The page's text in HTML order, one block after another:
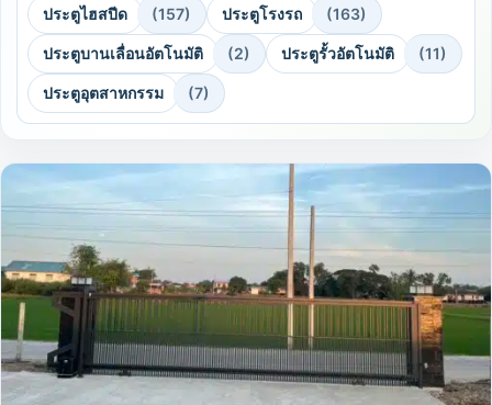
ประตูไฮสปีด
(157) ประตูโรงรถ (163)
ประตูบานเลื่อนอัตโนมัติ (2) ประตูรั้วอัตโนมัติ (11)
ประตูอุตสาหกรรม (7)